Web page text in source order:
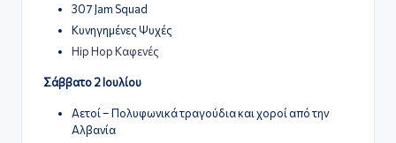
307 Jam Squad
Κυνηγημένες Ψυχές
Hip Hop Καφενές
Σάββατο 2 Ιουλίου
Αετοί – Πολυφωνικά τραγούδια και χοροί από την
Αλβανία